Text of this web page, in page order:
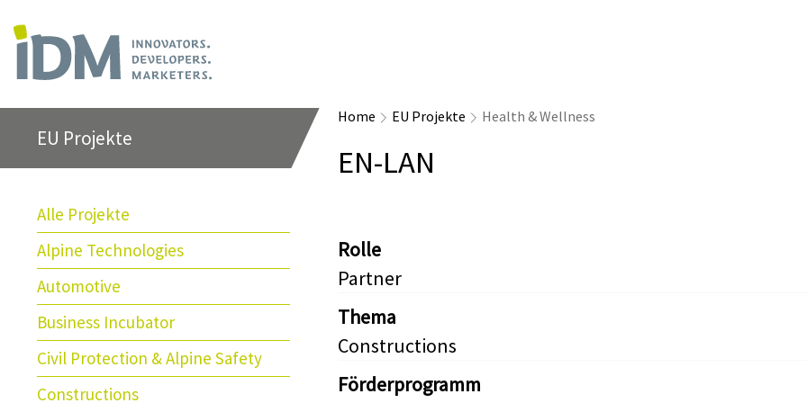
EU Projekte
Alle Projekte
Alpine Technologies
Automotive
Business Incubator
Civil Protection & Alpine Safety
Constructions
Home EU Projekte Health & Wellness
EN-LAN
Rolle
Partner
Thema
Constructions
Förderprogramm